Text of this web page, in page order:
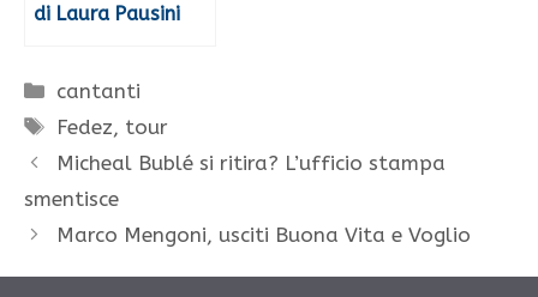
di Laura Pausini
Categorie
cantanti
Tag
Fedez, tour
Micheal Bublé si ritira? L’ufficio stampa
smentisce
Marco Mengoni, usciti Buona Vita e Voglio